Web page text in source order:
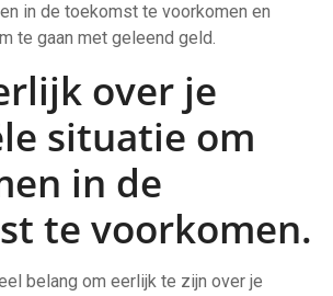
in de toekomst te voorkomen en
te gaan met geleend geld.
over je
situatie om
in de
te voorkomen.
belang om eerlijk te zijn over je